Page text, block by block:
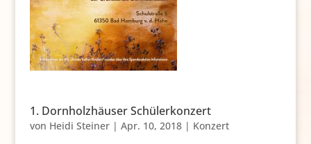
1. Dornholzhäuser Schülerkonzert
von Heidi Steiner| Apr. 10, 2018| Konzert